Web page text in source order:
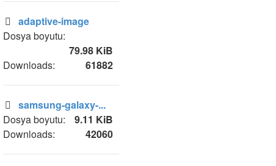
adaptive-image
Dosya boyutu:
79.98 KiB
Downloads:
61882
samsung-galaxy-...
Dosya boyutu:
9.11 KiB
Downloads:
42060